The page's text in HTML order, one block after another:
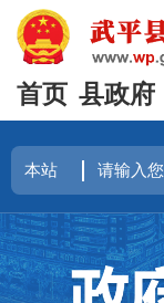
首页 县政府